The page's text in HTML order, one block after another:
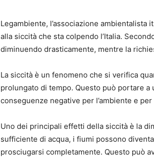
Legambiente, l’associazione
alla siccità che sta colpendo l’Italia.
diminuendo drasticamente, mentre la
La siccità è un fenomeno che si verifica
prolungato di tempo. Questo può portare
conseguenze negative per l’ambiente e
Uno dei principali effetti della siccità è la
sufficiente di acqua, i fiumi possono
prosciugarsi completamente. Questo può